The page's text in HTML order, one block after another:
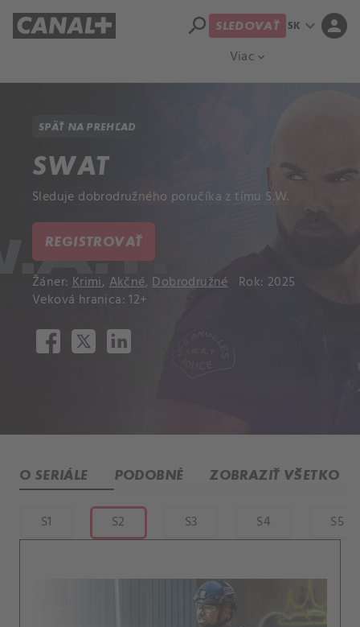
Viac expand_more
search SLEDOVAŤ SK expand_more person
SPÄŤ NA PREHĽAD
SWAT
Sleduje dobrodružného poručíka z tímu S.W.
REGISTROVAŤ
Žáner: Krimi, Akčné,Dobrodružné Rok: 2025
Veková hranica: 12+
O SERIÁLE PODOBNÉ ZOBRAZIŤ VŠETKO
S1 S2 S3 S4 S5